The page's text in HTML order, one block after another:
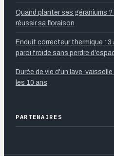
Quand planter ses géraniums
réussir sa floraison
Enduit correcteur thermique : 3
paroi froide sans perdre
Durée de vie d'un lave-
les 10 ans
PARTENAIRES